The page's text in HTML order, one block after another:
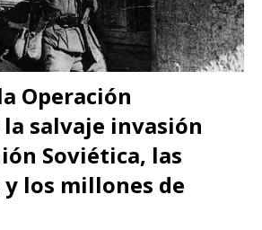
Operación
salvaje invasión
Soviética, las
los millones de